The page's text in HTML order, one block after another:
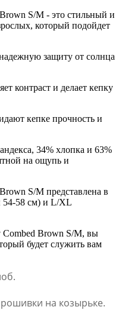
S/M - это стильный и
который подойдет
защиту от солнца
контраст и делает кепку
кепке прочность и
34% хлопка и 63%
на ощупь и
S/M представлена в
54-58 см) и L/XL
Brown S/M, вы
будет служить вам
на козырьке.